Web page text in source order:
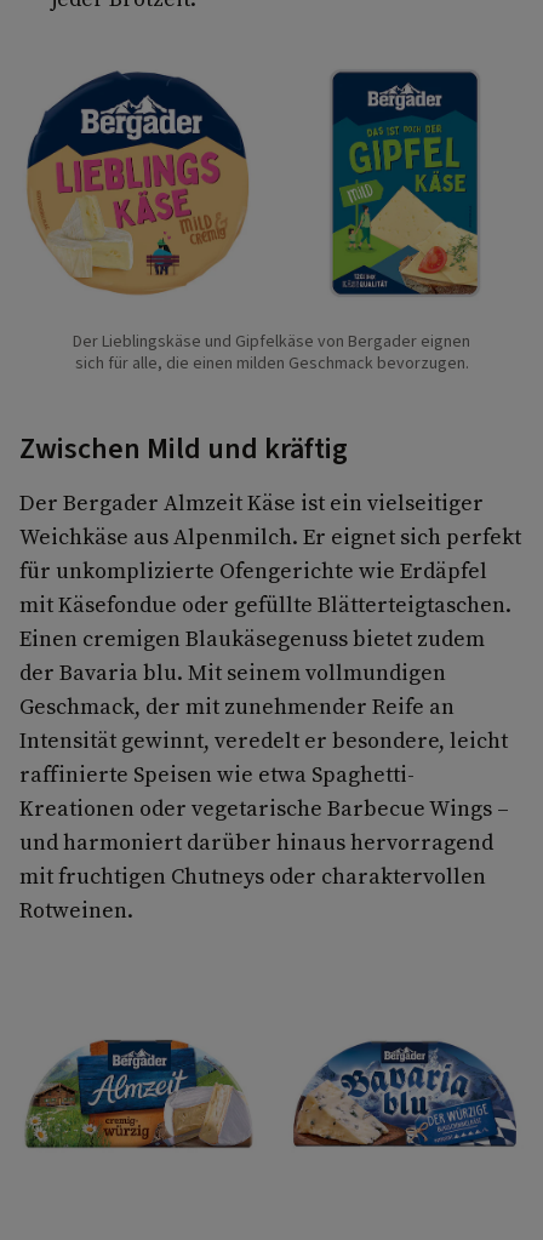
Der Lieblingskäse und Gipfelkäse von Bergader eignen
sich für alle, die einen milden Geschmack bevorzugen.
Zwischen Mild und kräftig
Der Bergader Almzeit Käse ist ein vielseitiger
Weichkäse aus Alpenmilch. Er eignet sich perfekt
für unkomplizierte Ofengerichte wie Erdäpfel
mit Käsefondue oder gefüllte Blätterteigtaschen.
Einen cremigen Blaukäsegenuss bietet zudem
der Bavaria blu. Mit seinem vollmundigen
Geschmack, der mit zunehmender Reife an
Intensität gewinnt, veredelt er besondere, leicht
raffinierte Speisen wie etwa Spaghetti-
Kreationen oder vegetarische Barbecue Wings –
und harmoniert darüber hinaus hervorragend
mit fruchtigen Chutneys oder charaktervollen
Rotweinen.